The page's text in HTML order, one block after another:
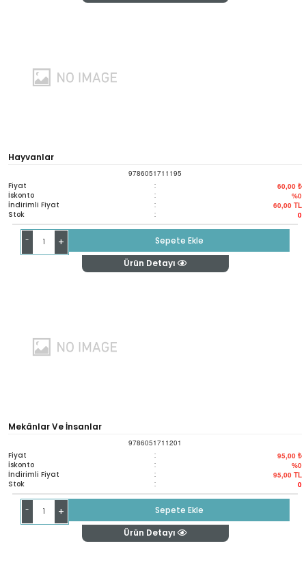
Hayvanlar
9786051711195
Fiyat : 60,00 ₺
İskonto : %0
İndirimli Fiyat : 60,00 TL
Stok : 0
- +
Sepete Ekle
Ürün Detayı
Mekânlar Ve İnsanlar
9786051711201
Fiyat : 95,00 ₺
İskonto : %0
İndirimli Fiyat : 95,00 TL
Stok : 0
- +
Sepete Ekle
Ürün Detayı